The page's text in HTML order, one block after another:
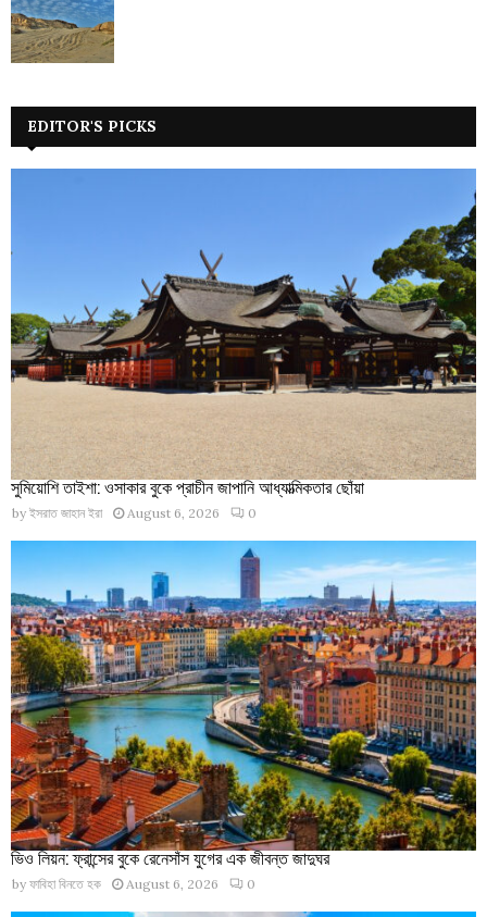
EDITOR'S PICKS
সুমিয়োশি তাইশা: ওসাকার বুকে প্রাচীন জাপানি আধ্যাত্মিকতার ছোঁয়া
by ইসরাত জাহান ইরা August 6, 2026 0
ভিও লিয়ন: ফ্রান্সের বুকে রেনেসাঁস যুগের এক জীবন্ত জাদুঘর
by ফাবিহা বিনতে হক August 6, 2026 0